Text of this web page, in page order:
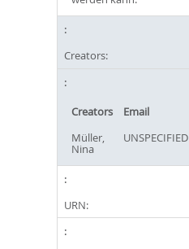
Creators:
Creators Email
Müller,
Nina
UNSPECIFIED
URN: